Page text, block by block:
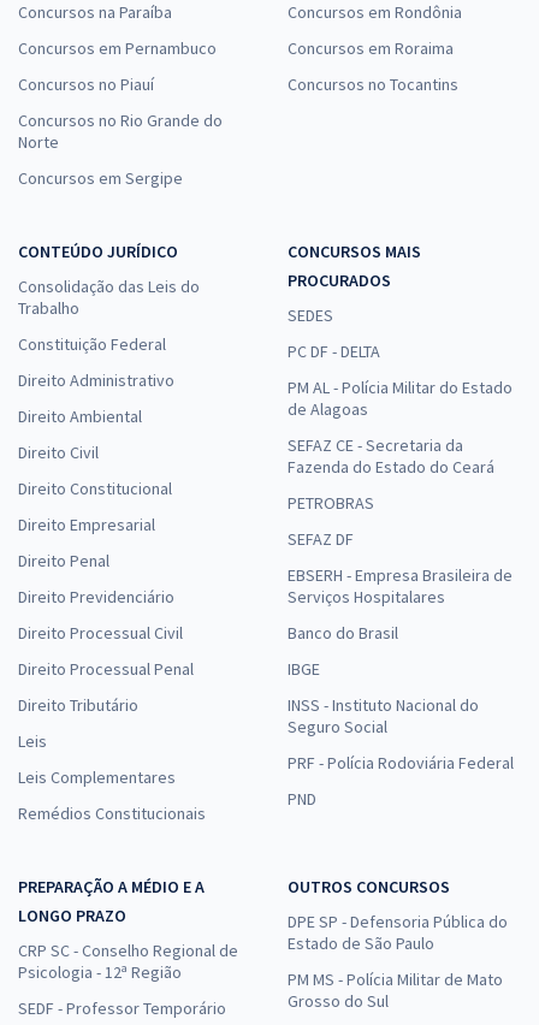
Concursos na Paraíba
Concursos em Pernambuco
Concursos no Piauí
Concursos no Rio Grande do
Norte
Concursos em Sergipe
Concursos em Rondônia
Concursos em Roraima
Concursos no Tocantins
CONTEÚDO JURÍDICO
Consolidação das Leis do
Trabalho
Constituição Federal
Direito Administrativo
Direito Ambiental
Direito Civil
Direito Constitucional
Direito Empresarial
Direito Penal
Direito Previdenciário
Direito Processual Civil
Direito Processual Penal
Direito Tributário
Leis
Leis Complementares
Remédios Constitucionais
CONCURSOS MAIS
PROCURADOS
SEDES
PC DF - DELTA
PM AL - Polícia Militar do Estado
de Alagoas
SEFAZ CE - Secretaria da
Fazenda do Estado do Ceará
PETROBRAS
SEFAZ DF
EBSERH - Empresa Brasileira de
Serviços Hospitalares
Banco do Brasil
IBGE
INSS - Instituto Nacional do
Seguro Social
PRF - Polícia Rodoviária Federal
PND
PREPARAÇÃO A MÉDIO E A
LONGO PRAZO
CRP SC - Conselho Regional de
Psicologia - 12ª Região
SEDF - Professor Temporário
OUTROS CONCURSOS
DPE SP - Defensoria Pública do
Estado de São Paulo
PM MS - Polícia Militar de Mato
Grosso do Sul